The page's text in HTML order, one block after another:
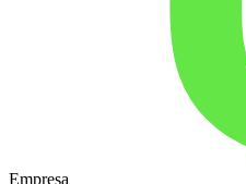
Empresa